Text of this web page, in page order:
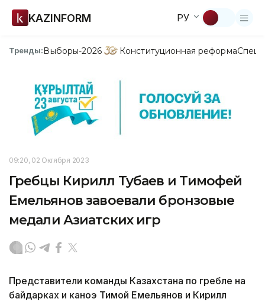
KAZINFORM РУ
Тренды:Выборы-2026 Конституционная реформа
09:20, 02 Октября 2023
Гребцы Кирилл Тубаев и Тимофей
Емельянов завоевали бронзовые
медали Азиатских игр
Представители команды Казахстана по гребле на
байдарках и каноэ Тимой Емельянов и Кирилл